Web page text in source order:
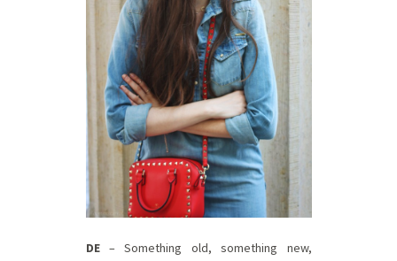
DE – Something old, something new,